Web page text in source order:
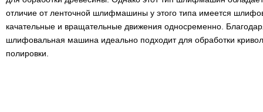
отличие от ленточной шлифмашины у этого типа имеется
качательные и вращательные движения односременно.
шлифовальная машина идеально подходит для обработки
полировки.